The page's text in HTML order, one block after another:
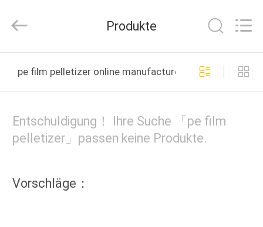
HAUS
ÜBER
TECHNOLOGY
CO.,LTD.
Reserved.
Produkte
pe film pelletizer online manufacture
Entschuldigung！ Ihre Suche 「pe film
pelletizer」passen keine Produkte.
Vorschläge：